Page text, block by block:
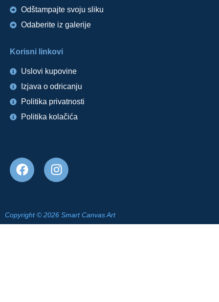
Odštampajte svoju sliku
Odaberite iz galerije
Korisni linkovi
Uslovi kupovine
Izjava o odricanju
Politika privatnosti
Politika kolačića
Copyright © 2026 Smart Canvas Art